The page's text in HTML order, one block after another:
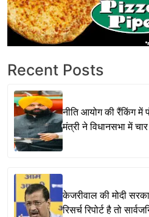
Recent Posts
नीति आयोग की रैंकिंग में
मंत्री ने विधानसभा में
केजरीवाल की मोदी
रिसर्च रिपोर्ट है तो